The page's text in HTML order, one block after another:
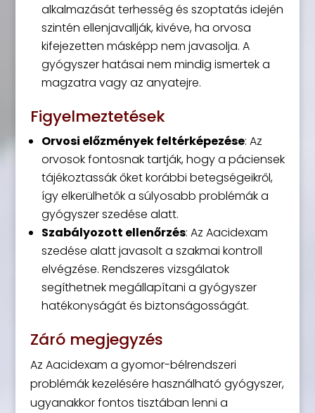
alkalmazását terhesség és szoptatás idején
szintén ellenjavallják, kivéve, ha orvosa
kifejezetten másképp nem javasolja. A
gyógyszer hatásai nem mindig ismertek a
magzatra vagy az anyatejre.
Figyelmeztetések
Orvosi előzmények feltérképezése: Az
orvosok fontosnak tartják, hogy a páciensek
tájékoztassák őket korábbi betegségeikről,
így elkerülhetők a súlyosabb problémák a
gyógyszer szedése alatt.
Szabályozott ellenőrzés: Az Aacidexam
szedése alatt javasolt a szakmai kontroll
elvégzése. Rendszeres vizsgálatok
segíthetnek megállapítani a gyógyszer
hatékonyságát és biztonságosságát.
Záró megjegyzés
Az Aacidexam a gyomor-bélrendszeri
problémák kezelésére használható gyógyszer,
ugyanakkor fontos tisztában lenni a